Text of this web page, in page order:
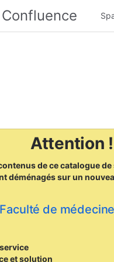
Attention !
de ce catalogue
déménagéssur un
de
et solution